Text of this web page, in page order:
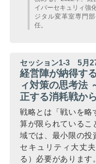
イバーセキュリィ強
ジタル変革室専門
任。
セッション1-3 5月
経営陣が納得す
ィ対策の思考法
正する消耗戦か
戦略とは「戦いを略
算が限られているこ
域では、最小限の投
セキュリティ大丈
る）必要がありま